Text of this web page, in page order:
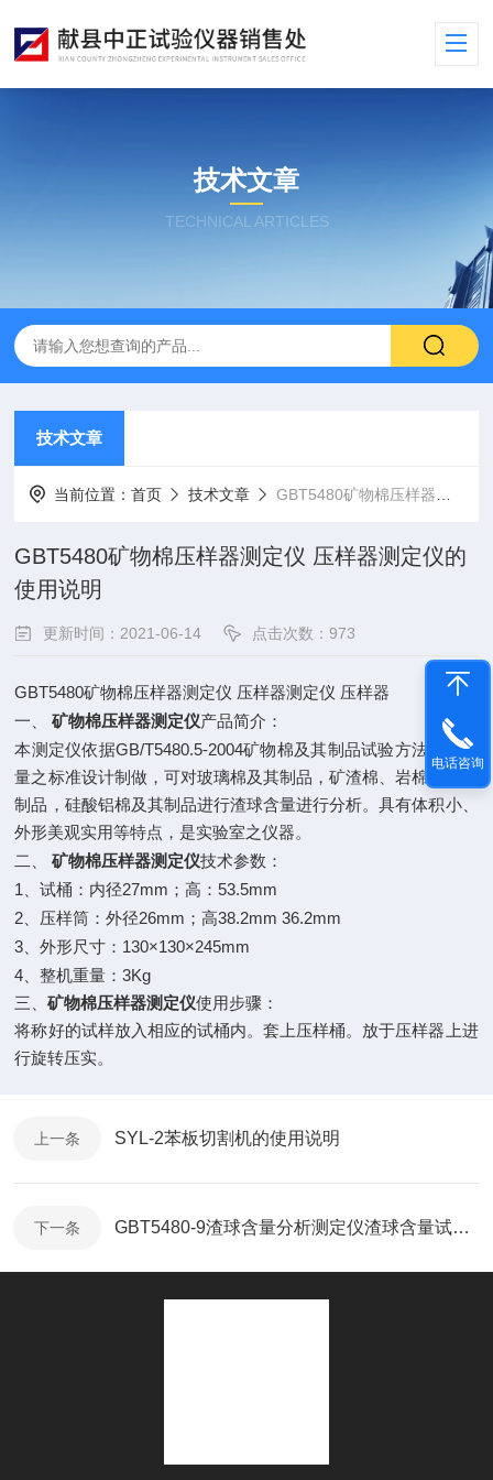
技术文章
TECHNICAL ARTICLES
技术文章
当前位置：首页 技术文章 GBT5480矿物棉压样器测定仪 压样器测定仪的使用说明
GBT5480矿物棉压样器测定仪 压样器测定仪的
使用说明
更新时间：2021-06-14 点击次数：973
GBT5480矿物棉压样器测定仪 压样器测定仪 压样器
一、
矿物棉压样器测定仪产品简介：
本测定仪依据GB/T5480.5-2004矿物棉及其制品试验方法渣球含
量之标准设计制做，可对玻璃棉及其制品，矿渣棉、岩棉、及其
制品，硅酸铝棉及其制品进行渣球含量进行分析。具有体积小、
外形美观实用等特点，是实验室之仪器。
二、
矿物棉压样器测定仪技术参数：
1 、试桶：内径27mm ；高：53.5mm
2 、压样筒：外径26mm ；高38.2mm 36.2mm
3 、外形尺寸： 130×130×245mm
4 、整机重量：3Kg
三、矿物棉压样器测定仪使用步骤：
将称好的试样放入相应的试桶内。套上压样桶。放于压样器上进
行旋转压实。
上一条 SYL-2苯板切割机的使用说明
下一条 GBT5480-9渣球含量分析测定仪渣球含量试验仪如何使用
电话咨询